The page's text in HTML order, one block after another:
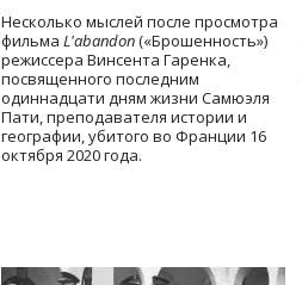
Несколько мыслей после просмотра
фильма L'abandon(«Брошенность»)
режиссера Винсента Гаренка,
посвященного последним
одиннадцати дням жизни Самюэля
Пати, преподавателя истории и
географии, убитого во Франции 16
октября 2020 года.